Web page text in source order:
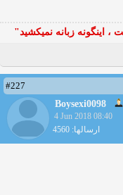
زبانه نميكشيد"
#227
Boysexi0098
4 Jun 2018 08:40
ارسالها: 4560